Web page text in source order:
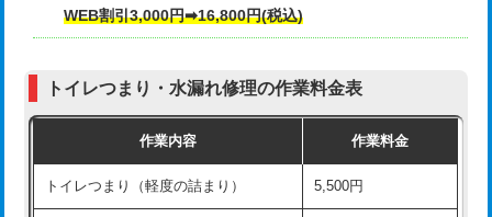
WEB割引3,000円➡16,800円(税込)
トイレつまり・水漏れ修理の作業料金表
作業内容 作業料金
トイレつまり（軽度の詰まり） 5,500円